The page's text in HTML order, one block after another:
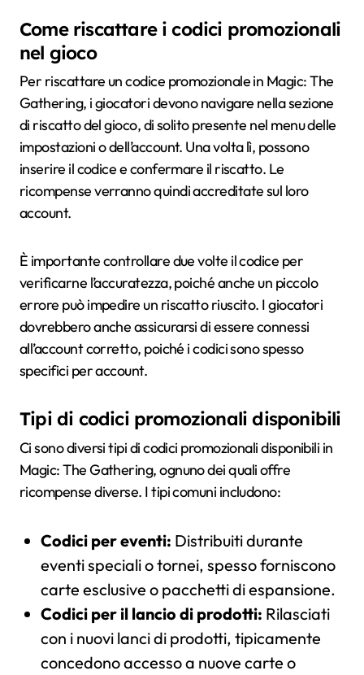
Come riscattare i codici promozionali
nel gioco
Per riscattare un codice promozionale in Magic: The
Gathering, i giocatori devono navigare nella sezione
di riscatto del gioco, di solito presente nel menu delle
impostazioni o dell’account. Una volta lì, possono
inserire il codice e confermare il riscatto. Le
ricompense verranno quindi accreditate sul loro
account.
È importante controllare due volte il codice per
verificarne l’accuratezza, poiché anche un piccolo
errore può impedire un riscatto riuscito. I giocatori
dovrebbero anche assicurarsi di essere connessi
all’account corretto, poiché i codici sono spesso
specifici per account.
Tipi di codici promozionali disponibili
Ci sono diversi tipi di codici promozionali disponibili in
Magic: The Gathering, ognuno dei quali offre
ricompense diverse. I tipi comuni includono:
Codici per eventi: Distribuiti durante
eventi speciali o tornei, spesso forniscono
carte esclusive o pacchetti di espansione.
Codici per il lancio di prodotti: Rilasciati
con i nuovi lanci di prodotti, tipicamente
concedono accesso a nuove carte o